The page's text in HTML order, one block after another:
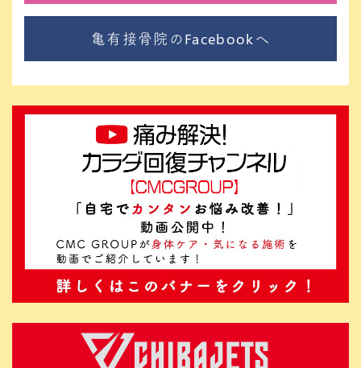
亀有接骨院のFacebookへ